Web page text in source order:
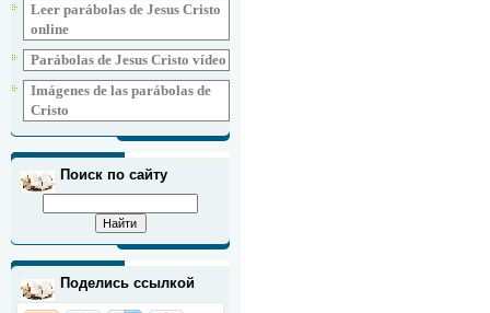
Leer parábolas de Jesus Cristo
online
Parábolas de Jesus Cristo vídeo
Imágenes de las parábolas de
Cristo
Поиск по сайту
Поделись ссылкой